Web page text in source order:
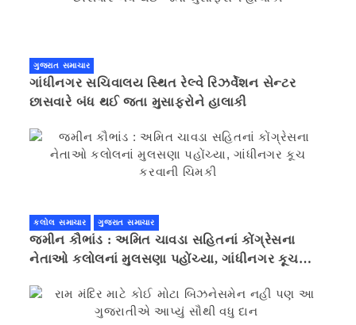
ગુજરાત સમાચાર
ગાંધીનગર સચિવાલય સ્થિત રેલ્વે રિઝર્વેશન સેન્ટર
છાસવારે બંધ થઈ જતા મુસાફરોને હાલાકી
કલોલ સમાચાર ગુજરાત સમાચાર
જમીન કૌભાંડ : અમિત ચાવડા સહિતનાં કોંગ્રેસના
નેતાઓ કલોલનાં મુલસણા પહોંચ્યા, ગાંધીનગર કૂચ